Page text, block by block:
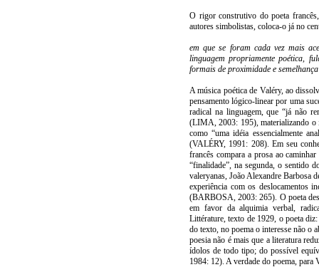
O rigor construtivo do poeta
autores simbolistas, coloca-o já no
em que se foram cada vez mais
linguagem propriamente poética,
formais de proximidade e
A música poética de Valéry, ao
pensamento lógico-linear por uma
radical na linguagem, que “já não
(LIMA, 2003: 195), materializando o
como “uma idéia essencialmente
(VALÉRY, 1991: 208). Em seu
francês compara a prosa ao
“finalidade”, na segunda, o sentido
valeryanas, João Alexandre Barbosa
experiência com os deslocamentos
(BARBOSA, 2003: 265). O poeta
em favor da alquimia verbal,
Littérature, texto de 1929, o poeta
do texto, no poema o interesse não o
poesia não é mais que a literatura
ídolos de todo tipo; do possível
1984: 12). A verdade do poema, para